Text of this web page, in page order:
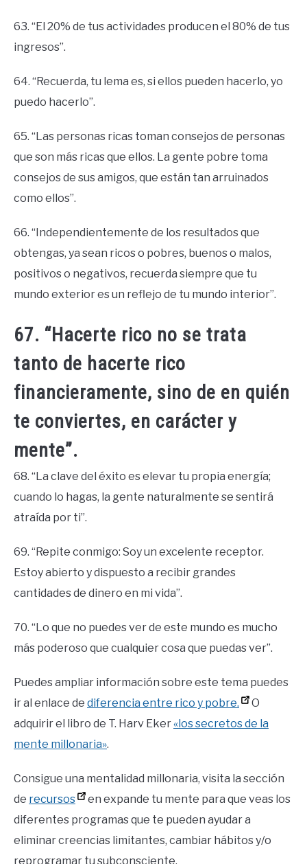
63. “El 20% de tus actividades producen el 80% de tus
ingresos”.
64. “Recuerda, tu lema es, si ellos pueden hacerlo, yo
puedo hacerlo”.
65. “Las personas ricas toman consejos de personas
que son más ricas que ellos. La gente pobre toma
consejos de sus amigos, que están tan arruinados
como ellos”.
66. “Independientemente de los resultados que
obtengas, ya sean ricos o pobres, buenos o malos,
positivos o negativos, recuerda siempre que tu
mundo exterior es un reflejo de tu mundo interior”.
67. “Hacerte rico no se trata
tanto de hacerte rico
financieramente, sino de en quién
te conviertes, en carácter y
mente”.
68. “La clave del éxito es elevar tu propia energía;
cuando lo hagas, la gente naturalmente se sentirá
atraída por ti”.
69. “Repite conmigo: Soy un excelente receptor.
Estoy abierto y dispuesto a recibir grandes
cantidades de dinero en mi vida”.
70. “Lo que no puedes ver de este mundo es mucho
más poderoso que cualquier cosa que puedas ver”.
Puedes ampliar información sobre este tema puedes
ir al enlace de diferencia entre rico y pobre.
O
adquirir el libro de T. Harv Eker«los secretos de la
mente millonaria».
Consigue una mentalidad millonaria, visita la sección
de recursos
en expande tu mente para que veas los
diferentes programas que te pueden ayudar a
eliminar creencias limitantes, cambiar hábitos y/o
reprogramar tu subconsciente.